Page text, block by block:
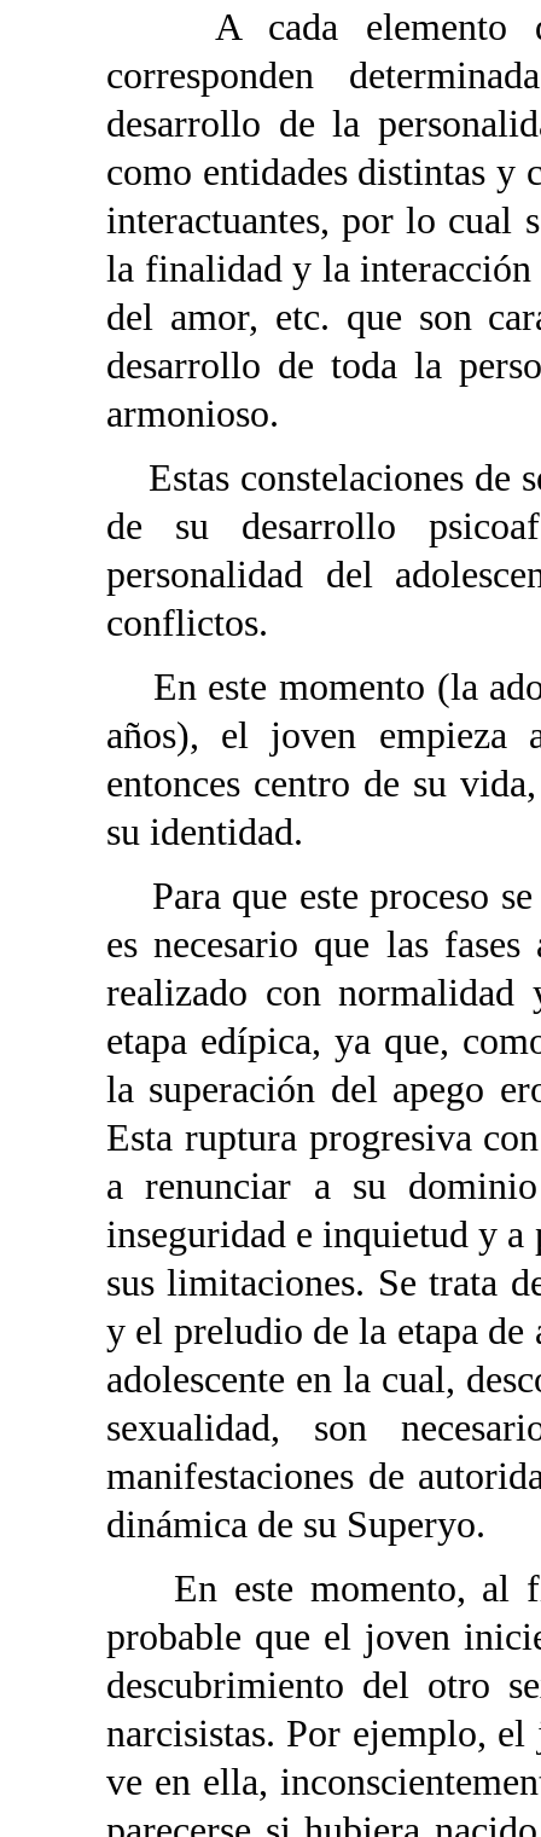
A cada elemento de
corresponden
desarrollo de la
como entidades distintas y
interactuantes, por lo cual
la finalidad y la
del amor, etc. que son
desarrollo de toda la
armonioso.
Estas constelaciones de
de su desarrollo
personalidad del
conflictos.
En este momento (la
años), el joven empieza
entonces centro de su
su identidad.
Para que este proceso
es necesario que las
realizado con normalidad
etapa edípica, ya que,
la superación del apego
Esta ruptura progresiva
a renunciar a su
inseguridad e inquietud y a
sus limitaciones. Se trata
y el preludio de la etapa
adolescente en la cual,
sexualidad, son
manifestaciones de
dinámica de su Superyo.
En este momento, al
probable que el joven
descubrimiento del otro
narcisistas. Por ejemplo,
ve en ella,